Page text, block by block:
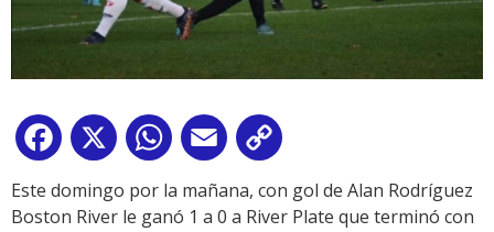
Facebook
X WhatsApp
Email
Link
Este domingo por la mañana, con gol de Alan Rodríguez
Boston River le ganó 1 a 0 a River Plate que terminó con